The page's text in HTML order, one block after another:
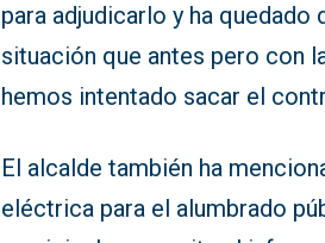
para adjudicarlo y ha
situación que antes pero con
hemos intentado sacar el
El alcalde también ha
eléctrica para el alumbrado